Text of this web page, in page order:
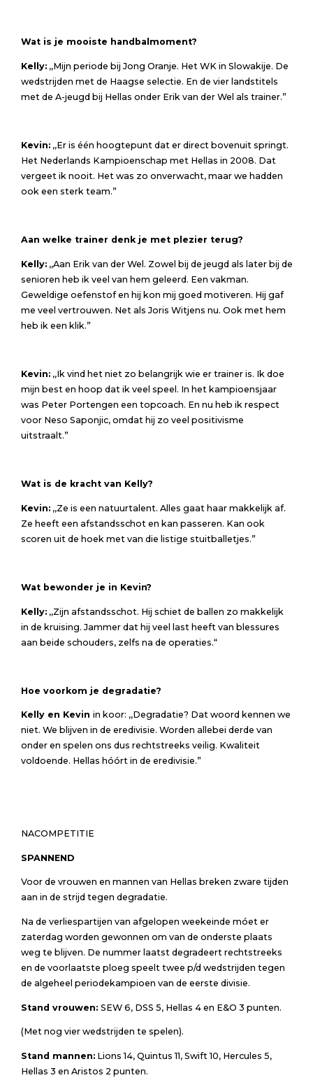
Wat is je mooiste handbalmoment?
Kelly:,,Mijn periode bij Jong Oranje. Het WK in Slowakije. De
wedstrijden met de Haagse selectie. En de vier landstitels
met de A-jeugd bij Hellas onder Erik van der Wel als trainer.”
Kevin:,,Er is één hoogtepunt dat er direct bovenuit springt.
Het Nederlands Kampioenschap met Hellas in 2008. Dat
vergeet ik nooit. Het was zo onverwacht, maar we hadden
ook een sterk team.”
Aan welke trainer denk je met plezier terug?
Kelly:,,Aan Erik van der Wel. Zowel bij de jeugd als later bij de
senioren heb ik veel van hem geleerd. Een vakman.
Geweldige oefenstof en hij kon mij goed motiveren. Hij gaf
me veel vertrouwen. Net als Joris Witjens nu. Ook met hem
heb ik een klik.”
Kevin:,,Ik vind het niet zo belangrijk wie er trainer is. Ik doe
mijn best en hoop dat ik veel speel. In het kampioensjaar
was Peter Portengen een topcoach. En nu heb ik respect
voor Neso Saponjic, omdat hij zo veel positivisme
uitstraalt.”
Wat is de kracht van Kelly?
Kevin:,,Ze is een natuurtalent. Alles gaat haar makkelijk af.
Ze heeft een afstandsschot en kan passeren. Kan ook
scoren uit de hoek met van die listige stuitballetjes.”
Wat bewonder je in Kevin?
Kelly:,,Zijn afstandsschot. Hij schiet de ballen zo makkelijk
in de kruising. Jammer dat hij veel last heeft van blessures
aan beide schouders, zelfs na de operaties.“
Hoe voorkom je degradatie?
Kelly en Kevin in koor: ,,Degradatie? Dat woord kennen we
niet. We blijven in de eredivisie. Worden allebei derde van
onder en spelen ons dus rechtstreeks veilig. Kwaliteit
voldoende. Hellas hóórt in de eredivisie.”
NACOMPETITIE
SPANNEND
Voor de vrouwen en mannen van Hellas breken zware tijden
aan in de strijd tegen degradatie.
Na de verliespartijen van afgelopen weekeinde móet er
zaterdag worden gewonnen om van de onderste plaats
weg te blijven. De nummer laatst degradeert rechtstreeks
en de voorlaatste ploeg speelt twee p/d wedstrijden tegen
de algeheel periodekampioen van de eerste divisie.
Stand vrouwen: SEW 6, DSS 5, Hellas 4 en E&O 3 punten.
(Met nog vier wedstrijden te spelen).
Stand mannen:Lions 14, Quintus 11, Swift 10, Hercules 5,
Hellas 3 en Aristos 2 punten.